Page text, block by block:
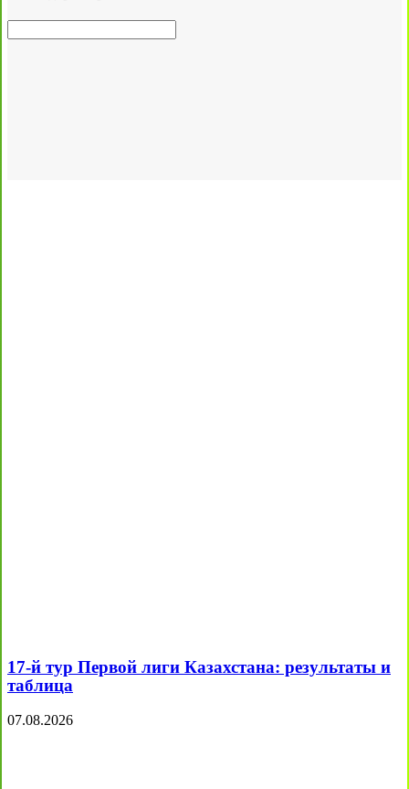
17-й тур Первой лиги Казахстана: результаты и
таблица
07.08.2026